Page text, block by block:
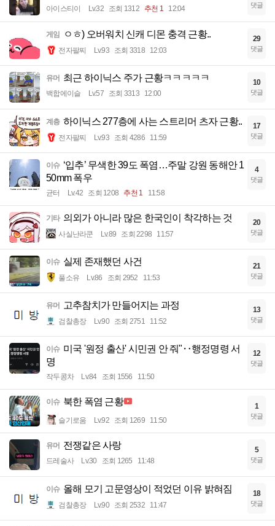
아이스티이 Lv.32 조회 1312 추천 1 12:04 댓글
게임 ㅇㅎ) 오버워치 신캐 디몬 충격 근황..
전자팔찌 Lv.93 조회 3318 12:03
29
댓글
유머 최근 하이닉스 주가 근황ㅋㅋㅋㅋㅋ
백합에이슬 Lv.57 조회 3313 12:00
10
댓글
계층 하이닉스 277층에 사는 스트리머 츠자 근황..
전자팔찌 Lv.93 조회 4286 11:59
17
댓글
이슈 ‘입추’ 무색한 39도 폭염…주말 강원 동해안 1
50mm 폭우
균터 Lv.42 조회 1208 추천 1 11:58
4
댓글
기타 의외가 아니라 많은 한국인이 착각하는 것
사실난라쿤 Lv.89 조회 2298 11:57
20
댓글
이슈 실제 존재했던 사건
풀소유 Lv.86 조회 2952 11:53
21
댓글
유머 고추참치가 만들어지는 과정
검찰총장 Lv.90 조회 2751 11:52
13
댓글
이슈 미국 '원정 출산' 시민권 안 줘"‥행정명령 서
명
작두콩차 Lv.84 조회 1556 11:50
12
댓글
이슈 북한 폭염 근황
슬기로움 Lv.92 조회 1269 11:50
1
댓글
유머 전쟁같은 사랑
드레술사 Lv.30 조회 1265 11:48
5
댓글
이슈 올해 모기 고문영상이 적었던 이유 밝혀짐
검찰총장 Lv.90 조회 2532 11:47
18
댓글